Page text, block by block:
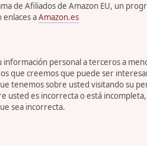
de Afiliados de Amazon EU, un
aAmazon.es
personal a terceros a
que creemos que puede ser
tenemos sobre usted visitando su
usted es incorrecta o está
sea incorrecta.